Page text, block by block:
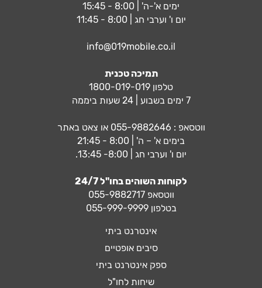
ימים א'-ה' | 8:00 - 15:45
יום ו' וערבי חג | 8:00 - 11:45
info@019mobile.co.il
תמיכה טכנית
טלפון 1800-019-019
7 ימים בשבוע | 24 שעות ביממה
ווטסאפ : 055-9882646 או צאט באתר
בימים א' – ה' | 8:00 - 21:45
יום ו' וערבי חג | 8:00- 13:45.
לקוחות השוהים בחו"ל 24/7
ווטסאפ055-9882717
בטלפון 055-999-9999
אינטרנט ביתי
סיבים אופטיים
ספק אינטרנט ביתי
שיחות לחו"ל